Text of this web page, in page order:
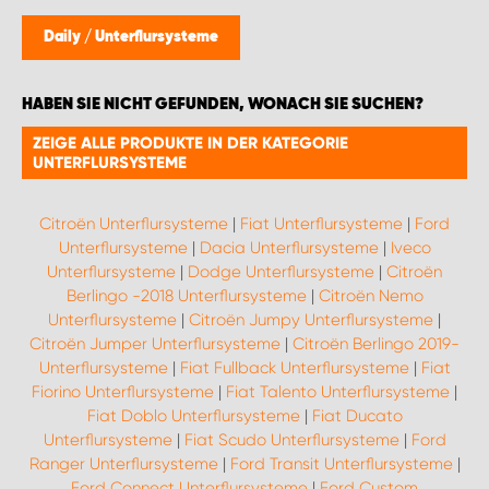
Daily / Unterflursysteme
HABEN SIE NICHT GEFUNDEN, WONACH SIE SUCHEN?
ZEIGE ALLE PRODUKTE IN DER KATEGORIE
UNTERFLURSYSTEME
Citroën Unterflursysteme | Fiat Unterflursysteme | Ford
Unterflursysteme| Dacia Unterflursysteme| Iveco
Unterflursysteme | Dodge Unterflursysteme | Citroën
Berlingo -2018 Unterflursysteme| Citroën Nemo
Unterflursysteme | Citroën Jumpy Unterflursysteme |
Citroën Jumper Unterflursysteme | Citroën Berlingo 2019-
Unterflursysteme| Fiat Fullback Unterflursysteme| Fiat
Fiorino Unterflursysteme | Fiat Talento Unterflursysteme |
Fiat Doblo Unterflursysteme| Fiat Ducato
Unterflursysteme| Fiat Scudo Unterflursysteme| Ford
Ranger Unterflursysteme| Ford Transit Unterflursysteme|
WORK SYSTEM NAMEN